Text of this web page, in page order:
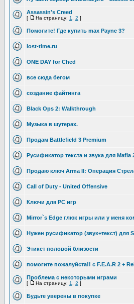
Assassin's Creed
[ На страницу: 1 2 ]
Помогите! Где купить max Payne 3?
lost-time.ru
ONE DAY for Ched
все сюда бегом
создание файтинга
Black Ops 2: Walkthrough
Музыка в шутерах.
Продам Battlefield 3 Premium
Русификатор текста и звука для Mafia
Продаю ключ Arma II: Операция
Call of Duty - United Offensive
Ключи для PC игр
Mirror`s Edge глюк игры или у меня
Нужен русификатор (звук+текст) для
Этикет половой близости
помогите пожалуйста!! с F.E.A.R 2 +
Проблема с некоторыми играми
[ На страницу: 1 2 ]
Будьте уверены в покупке